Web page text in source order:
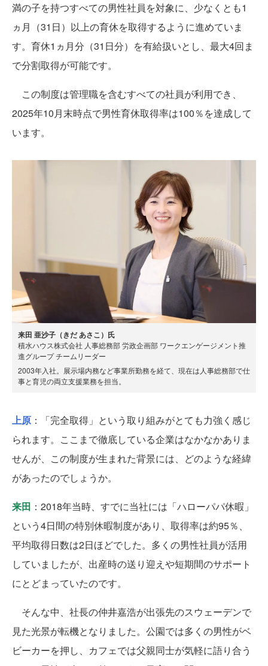
満の子を持つすべての男性社員を対象に、少なくとも1
ヵ月（31日）以上の育休を取得するように進めていま
す。育休1ヵ月分（31日分）を有給扱いとし、最大4回ま
で分割取得が可能です。
この制度は管理職を含むすべての社員が利用でき、
2025年10月末時点で男性育休取得率は100％を達成して
います。
来田 亜沙子（きだ あさこ）氏
積水ハウス株式会社 人事総務部 労政企画部 ワークエンゲージメント推
進グループ チームリーダー
2003年入社。展示場内務など事業所勤務を経て、現在は人事総務部で仕
事と育児の両立支援業務を担当。
上原 ：「完全取得」という取り組みがとても力強く感じ
られます。ここまで徹底している企業はなかなかありま
せんが、この制度が生まれた背景には、どのような経緯
があったのでしょうか。
来田 ：2018年当時、すでに当社には「ハローパパ休暇」
という4日間の特別休暇制度があり、取得率は約95％、
平均取得日数は2日ほどでした。多くの男性社員が活用
していましたが、出産時の送り迎えや短期間のサポート
にとどまっていたのです。
そんな中、社長の仲井嘉浩が出張先のスウェーデンで
見た光景が転機となりました。公園では多くの男性がベ
ビーカーを押し、カフェでは父親同士が気軽に語り合う